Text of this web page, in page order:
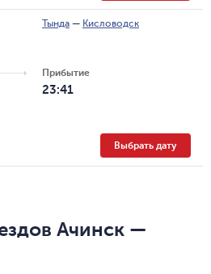
Тында — Кисловодск
Прибытие
23:41
Выбрать дату
Ачинск —